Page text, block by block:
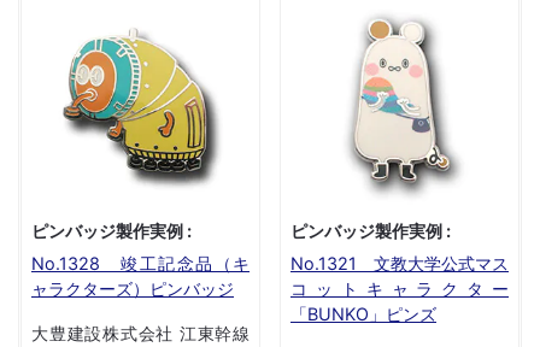
ピンバッジ製作実例 :
No.1328 竣工記念品（キ
ャラクターズ）ピンバッジ
大豊建設株式会社 江東幹線
ピンバッジ製作実例 :
No.1321 文教大学公式マス
コットキャラクター
「BUNKO」ピンズ